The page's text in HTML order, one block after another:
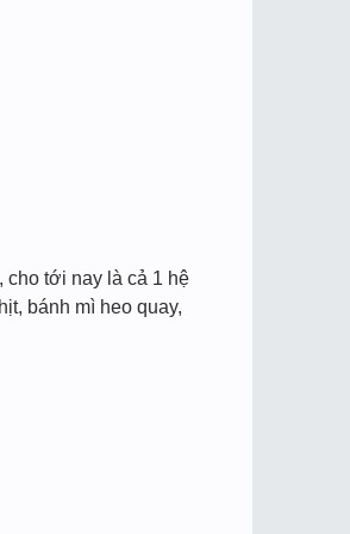
cho tới nay là cả 1 hệ
bánh mì heo quay,